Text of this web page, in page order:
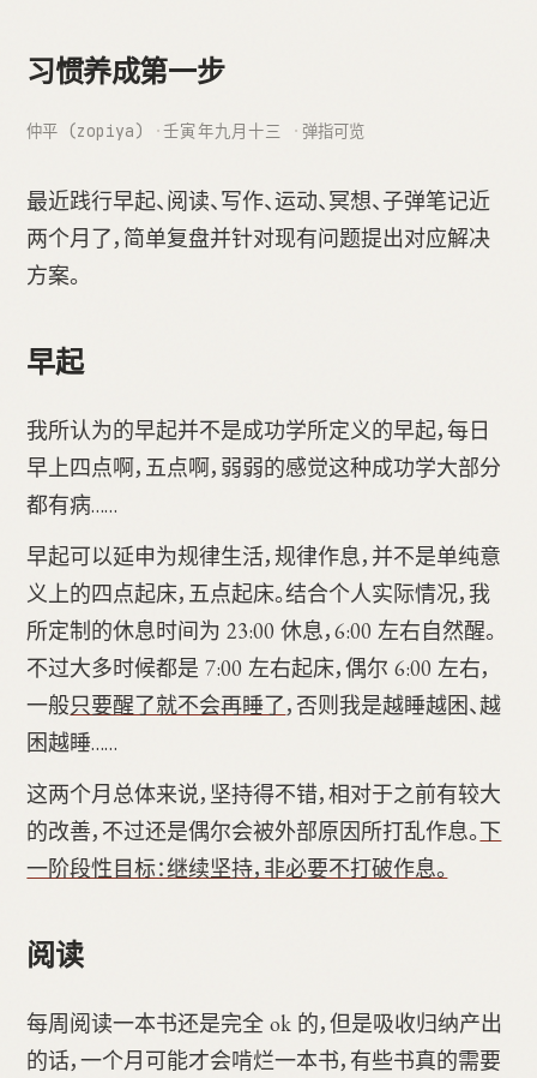
习惯养成第一步
仲平 (zopiya) 壬寅年九月十三 弹指可览
最近践行早起、阅读、写作、运动、冥想、子弹笔记近
两个月了，简单复盘并针对现有问题提出对应解决
方案。
早起
我所认为的早起并不是成功学所定义的早起，每日
早上四点啊，五点啊，弱弱的感觉这种成功学大部分
都有病……
早起可以延申为规律生活，规律作息，并不是单纯意
义上的四点起床，五点起床。结合个人实际情况，我
所定制的休息时间为 23:00 休息，6:00 左右自然醒。
不过大多时候都是 7:00 左右起床，偶尔 6:00 左右，
一般只要醒了就不会再睡了，否则我是越睡越困、越
困越睡……
这两个月总体来说，坚持得不错，相对于之前有较大
的改善，不过还是偶尔会被外部原因所打乱作息。下
一阶段性目标：继续坚持，非必要不打破作息。
阅读
每周阅读一本书还是完全 ok 的，但是吸收归纳产出
的话，一个月可能才会啃烂一本书，有些书真的需要